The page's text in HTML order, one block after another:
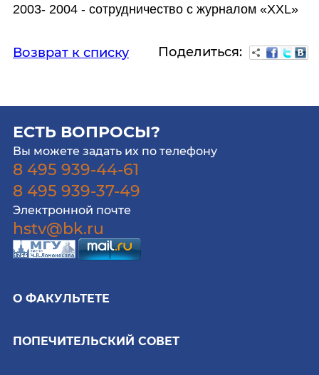
2003- 2004 - сотрудничество с журналом «XXL»
Возврат к списку Поделиться:
ЕСТЬ ВОПРОСЫ?
Вы можете задать их по телефону
8 495 939-44-61
8 495 939-37-49
Электронной почте
hstv@bk.ru
О ФАКУЛЬТЕТЕ
ПОПЕЧИТЕЛЬСКИЙ СОВЕТ